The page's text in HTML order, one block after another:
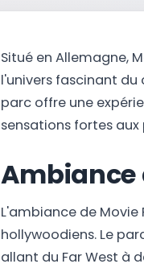
Situé en Allemagne,
l'univers fascinant du
parc offre une
sensations fortes
Ambiance
L'ambiance de
hollywoodiens. Le
allant du Far West à